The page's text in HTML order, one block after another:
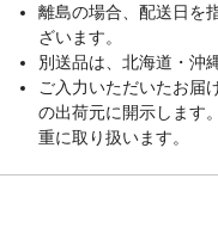
離島の場合、配送日を
ざいます。
別送品は、北海道・沖
ご入力いただいたお届
の出荷元に開示します
重に取り扱います。